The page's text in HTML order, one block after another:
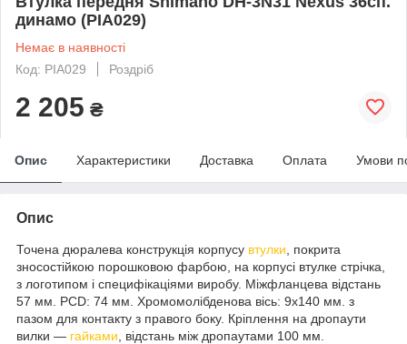
динамо (PIA029)
Немає в наявності
Код: PIA029
Роздріб
2 205 ₴
Опис Характеристики Доставка Оплата Умови
Опис
Точена дюралева конструкція корпусу втулки , покрита
зносостійкою порошковою фарбою, на корпусі втулке стрічка,
з логотипом і специфікаціями виробу. Міжфланцева відстань
57 мм. PCD: 74 мм. Хромомолібденова вісь: 9х140 мм. з
пазом для контакту з правого боку. Кріплення на дропаути
вилки — гайками , відстань між дропаутами 100 мм.